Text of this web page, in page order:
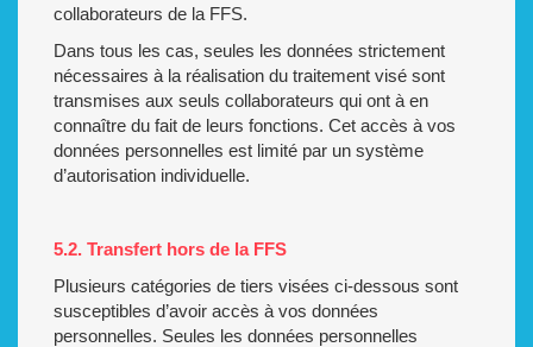
collaborateurs de la FFS.
Dans tous les cas, seules les données strictement
nécessaires à la réalisation du traitement visé sont
transmises aux seuls collaborateurs qui ont à en
connaître du fait de leurs fonctions. Cet accès à vos
données personnelles est limité par un système
d’autorisation individuelle.
5.2. Transfert hors de la FFS
Plusieurs catégories de tiers visées ci-dessous sont
susceptibles d’avoir accès à vos données
personnelles. Seules les données personnelles